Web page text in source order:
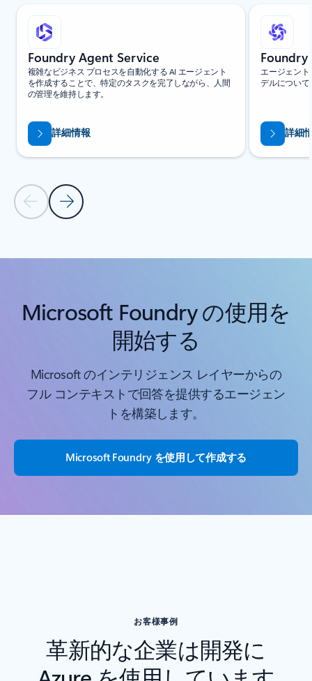
スライド 1/5 を表示中
前のスライド次のスライド
Foundry Agent Service
複雑なビジネス プロセスを自動化する AI エージェント
を作成することで、特定のタスクを完了しながら、人間
の管理を維持します。
詳細情報
エージェン
デルについ
詳細
[関連製品] セクションに戻る
Microsoft Foundry の使用を
開始する
Microsoft のインテリジェンス レイヤーからの
フル コンテキストで回答を提供するエージェン
トを構築します。
Microsoft Foundry を使用して作成する
お客様事例
革新的な企業は開発に